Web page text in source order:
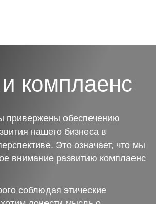
комплаенс
привержены обеспечению
нашего бизнеса в
Это означает, что мы
внимание развитию комплаенс
соблюдая этические